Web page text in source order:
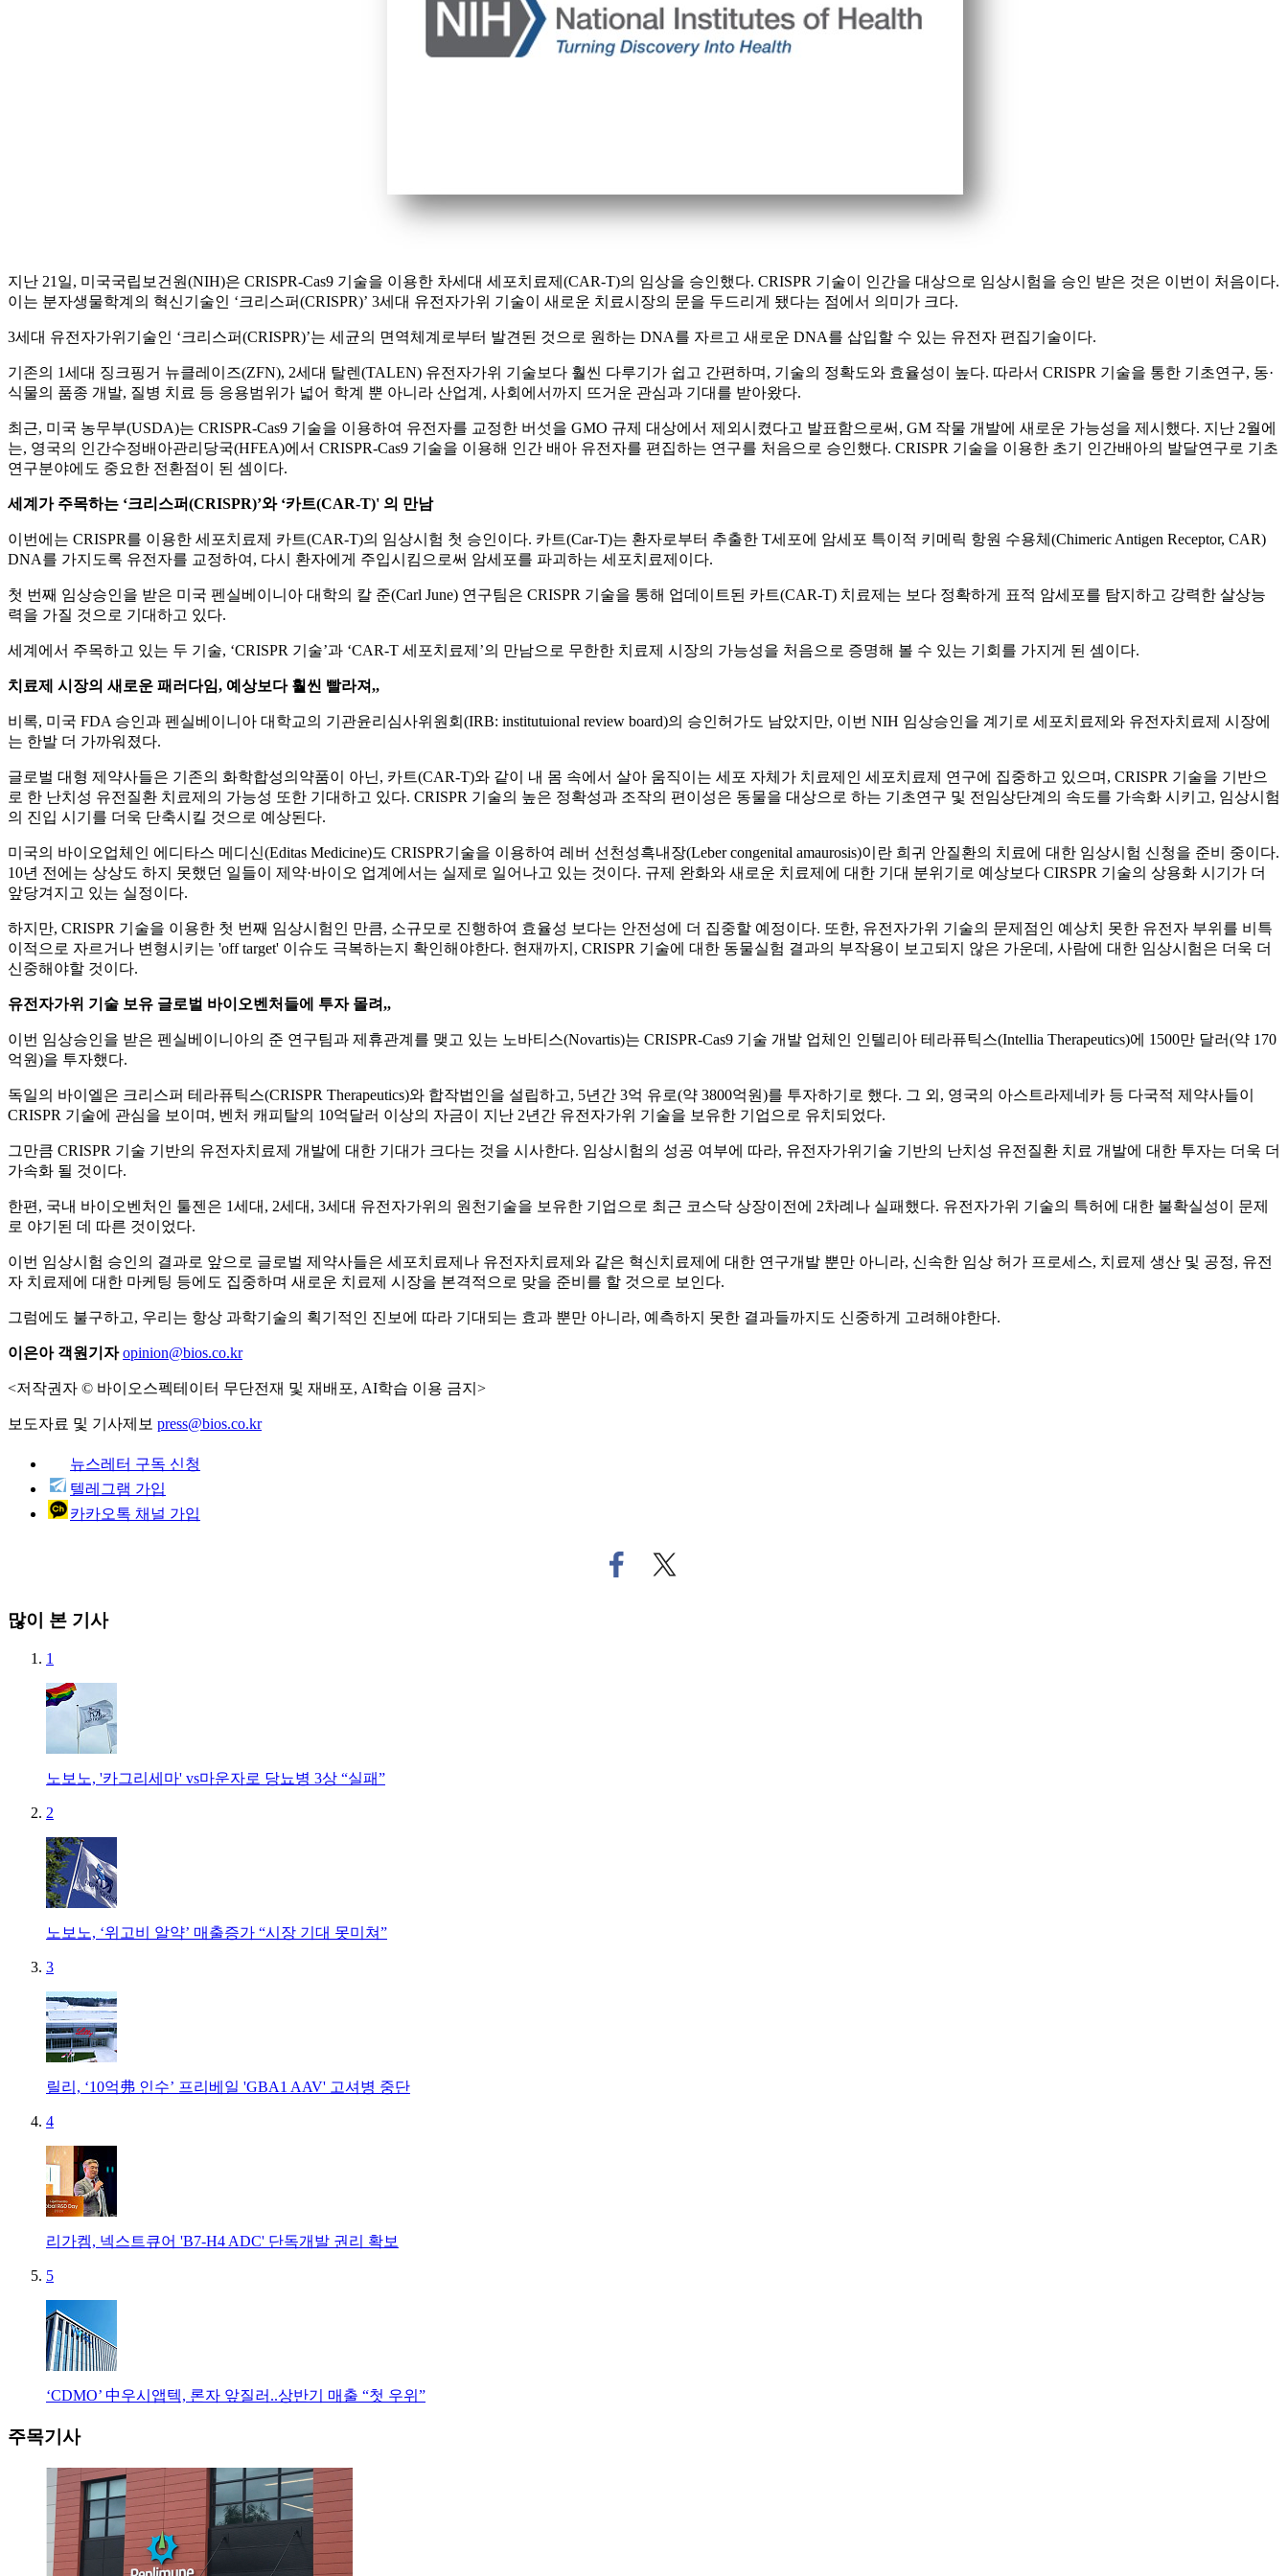
지난 21일, 미국국립보건원(NIH)은 CRISPR-Cas9 기술을 이용한 차세대 세포치료제(CAR-T)의 임상을 승인했다. CRISPR 기술이 인간을 대상으로 임상시험을 승인 받은 것은 이번이 처음이다.
이는 분자생물학계의 혁신기술인 ‘크리스퍼(CRISPR)’ 3세대 유전자가위 기술이 새로운 치료시장의 문을 두드리게 됐다는 점에서 의미가 크다.
3세대 유전자가위기술인 ‘크리스퍼(CRISPR)’는 세균의 면역체계로부터 발견된 것으로 원하는 DNA를 자르고 새로운 DNA를 삽입할 수 있는 유전자 편집기술이다.
기존의 1세대 징크핑거 뉴클레이즈(ZFN), 2세대 탈렌(TALEN) 유전자가위 기술보다 훨씬 다루기가 쉽고 간편하며, 기술의 정확도와 효율성이 높다. 따라서 CRISPR 기술을 통한 기초연구, 동·
식물의 품종 개발, 질병 치료 등 응용범위가 넓어 학계 뿐 아니라 산업계, 사회에서까지 뜨거운 관심과 기대를 받아왔다.
최근, 미국 농무부(USDA)는 CRISPR-Cas9 기술을 이용하여 유전자를 교정한 버섯을 GMO 규제 대상에서 제외시켰다고 발표함으로써, GM 작물 개발에 새로운 가능성을 제시했다. 지난 2월에
는, 영국의 인간수정배아관리당국(HFEA)에서 CRISPR-Cas9 기술을 이용해 인간 배아 유전자를 편집하는 연구를 처음으로 승인했다. CRISPR 기술을 이용한 초기 인간배아의 발달연구로 기초
연구분야에도 중요한 전환점이 된 셈이다.
세계가 주목하는 ‘크리스퍼(CRISPR)’와 ‘카트(CAR-T)' 의 만남
이번에는 CRISPR를 이용한 세포치료제 카트(CAR-T)의 임상시험 첫 승인이다. 카트(Car-T)는 환자로부터 추출한 T세포에 암세포 특이적 키메릭 항원 수용체(Chimeric Antigen Receptor, CAR)
DNA를 가지도록 유전자를 교정하여, 다시 환자에게 주입시킴으로써 암세포를 파괴하는 세포치료제이다.
첫 번째 임상승인을 받은 미국 펜실베이니아 대학의 칼 준(Carl June) 연구팀은 CRISPR 기술을 통해 업데이트된 카트(CAR-T) 치료제는 보다 정확하게 표적 암세포를 탐지하고 강력한 살상능
력을 가질 것으로 기대하고 있다.
세계에서 주목하고 있는 두 기술, ‘CRISPR 기술’과 ‘CAR-T 세포치료제’의 만남으로 무한한 치료제 시장의 가능성을 처음으로 증명해 볼 수 있는 기회를 가지게 된 셈이다.
치료제 시장의 새로운 패러다임, 예상보다 훨씬 빨라져,,
비록, 미국 FDA 승인과 펜실베이니아 대학교의 기관윤리심사위원회(IRB: institutuional review board)의 승인허가도 남았지만, 이번 NIH 임상승인을 계기로 세포치료제와 유전자치료제 시장에
는 한발 더 가까워졌다.
글로벌 대형 제약사들은 기존의 화학합성의약품이 아닌, 카트(CAR-T)와 같이 내 몸 속에서 살아 움직이는 세포 자체가 치료제인 세포치료제 연구에 집중하고 있으며, CRISPR 기술을 기반으
로 한 난치성 유전질환 치료제의 가능성 또한 기대하고 있다. CRISPR 기술의 높은 정확성과 조작의 편이성은 동물을 대상으로 하는 기초연구 및 전임상단계의 속도를 가속화 시키고, 임상시험
의 진입 시기를 더욱 단축시킬 것으로 예상된다.
미국의 바이오업체인 에디타스 메디신(Editas Medicine)도 CRISPR기술을 이용하여 레버 선천성흑내장(Leber congenital amaurosis)이란 희귀 안질환의 치료에 대한 임상시험 신청을 준비 중이다.
10년 전에는 상상도 하지 못했던 일들이 제약·바이오 업계에서는 실제로 일어나고 있는 것이다. 규제 완화와 새로운 치료제에 대한 기대 분위기로 예상보다 CIRSPR 기술의 상용화 시기가 더
앞당겨지고 있는 실정이다.
하지만, CRISPR 기술을 이용한 첫 번째 임상시험인 만큼, 소규모로 진행하여 효율성 보다는 안전성에 더 집중할 예정이다. 또한, 유전자가위 기술의 문제점인 예상치 못한 유전자 부위를 비특
이적으로 자르거나 변형시키는 'off target' 이슈도 극복하는지 확인해야한다. 현재까지, CRISPR 기술에 대한 동물실험 결과의 부작용이 보고되지 않은 가운데, 사람에 대한 임상시험은 더욱 더
신중해야할 것이다.
유전자가위 기술 보유 글로벌 바이오벤처들에 투자 몰려,,
이번 임상승인을 받은 펜실베이니아의 준 연구팀과 제휴관계를 맺고 있는 노바티스(Novartis)는 CRISPR-Cas9 기술 개발 업체인 인텔리아 테라퓨틱스(Intellia Therapeutics)에 1500만 달러(약 170
억원)을 투자했다.
독일의 바이엘은 크리스퍼 테라퓨틱스(CRISPR Therapeutics)와 합작법인을 설립하고, 5년간 3억 유로(약 3800억원)를 투자하기로 했다. 그 외, 영국의 아스트라제네카 등 다국적 제약사들이
CRISPR 기술에 관심을 보이며, 벤처 캐피탈의 10억달러 이상의 자금이 지난 2년간 유전자가위 기술을 보유한 기업으로 유치되었다.
그만큼 CRISPR 기술 기반의 유전자치료제 개발에 대한 기대가 크다는 것을 시사한다. 임상시험의 성공 여부에 따라, 유전자가위기술 기반의 난치성 유전질환 치료 개발에 대한 투자는 더욱 더
가속화 될 것이다.
한편, 국내 바이오벤처인 툴젠은 1세대, 2세대, 3세대 유전자가위의 원천기술을 보유한 기업으로 최근 코스닥 상장이전에 2차례나 실패했다. 유전자가위 기술의 특허에 대한 불확실성이 문제
로 야기된 데 따른 것이었다.
이번 임상시험 승인의 결과로 앞으로 글로벌 제약사들은 세포치료제나 유전자치료제와 같은 혁신치료제에 대한 연구개발 뿐만 아니라, 신속한 임상 허가 프로세스, 치료제 생산 및 공정, 유전
자 치료제에 대한 마케팅 등에도 집중하며 새로운 치료제 시장을 본격적으로 맞을 준비를 할 것으로 보인다.
그럼에도 불구하고, 우리는 항상 과학기술의 획기적인 진보에 따라 기대되는 효과 뿐만 아니라, 예측하지 못한 결과들까지도 신중하게 고려해야한다.
이은아 객원기자opinion@bios.co.kr
<저작권자 © 바이오스펙테이터 무단전재 및 재배포, AI학습 이용 금지>
보도자료 및 기사제보 press@bios.co.kr
뉴스레터 구독 신청
텔레그램 가입
카카오톡 채널 가입
페
이
트
위
많이 본 기사
1
노보노, '카그리세마' vs마운자로 당뇨병 3상 “실패”
2
노보노, ‘위고비 알약’ 매출증가 “시장 기대 못미쳐”
3
릴리, ‘10억弗 인수’ 프리베일 'GBA1 AAV' 고셔병 중단
4
리가켐, 넥스트큐어 'B7-H4 ADC' 단독개발 권리 확보
5
‘CDMO’ 中우시앱텍, 론자 앞질러..상반기 매출 “첫 우위”
주목기사